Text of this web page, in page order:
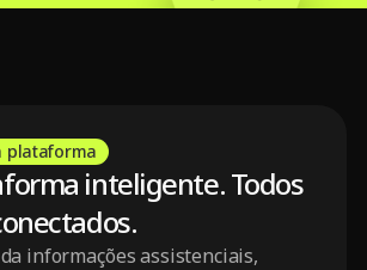
plataforma
inteligente. Todos
informações assistenciais,